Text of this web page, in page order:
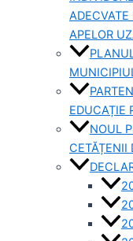
ADECVATE
APELOR
EDUCAȚIE
NOUL
CETĂȚENII